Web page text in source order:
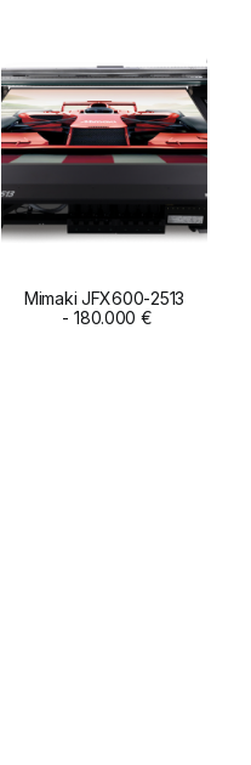
ADD TO CART
Mimaki JFX600-2513
180.000 €